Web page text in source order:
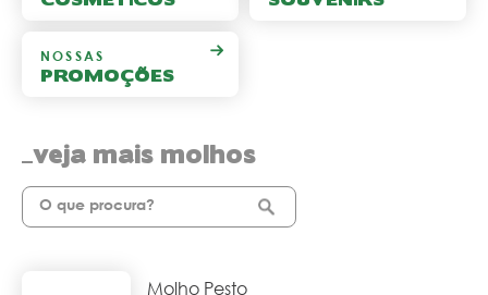
NOSSAS
PROMOÇÕES
veja mais molhos
Molho Pesto